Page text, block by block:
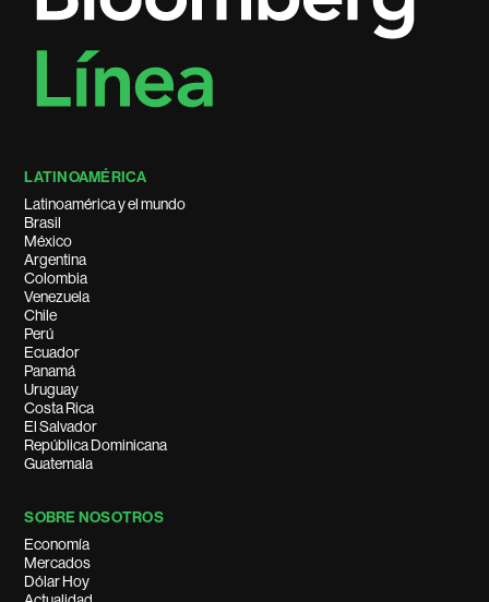
LATINOAMÉRICA
Latinoamérica y el mundo
Brasil
México
Argentina
Colombia
Venezuela
Chile
Perú
Ecuador
Panamá
Uruguay
Costa Rica
El Salvador
República Dominicana
Guatemala
SOBRE NOSOTROS
Economía
Mercados
Dólar Hoy